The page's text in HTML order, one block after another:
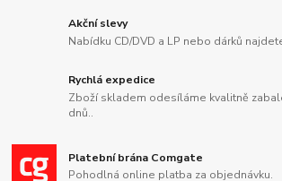
Akční slevy
Nabídku CD/DVD a LP nebo dárků
Rychlá expedice
Zboží skladem odesíláme kvalitně
dnů..
Platební brána Comgate
Pohodlná online platba za objednávku.